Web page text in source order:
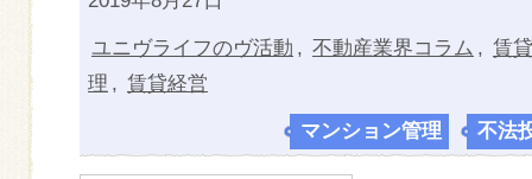
ユニヴライフのヴ活動 , 不動産業界コラム , 賃
理 , 賃貸経営
マンション管理 不法